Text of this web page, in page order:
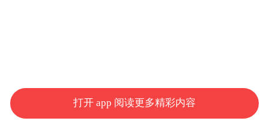
一直以来，信阳市中医院始终大力推动中医
打开 app 阅读更多精彩内容